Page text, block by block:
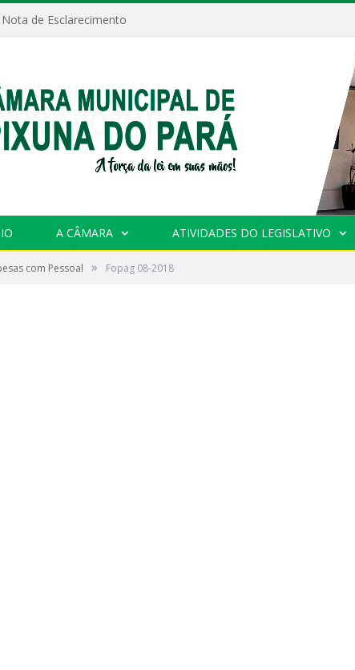
Nota de Esclarecimento
A CÂMARA ATIVIDADES DO LEGISLATIVO
com Pessoal » Fopag 08-2018